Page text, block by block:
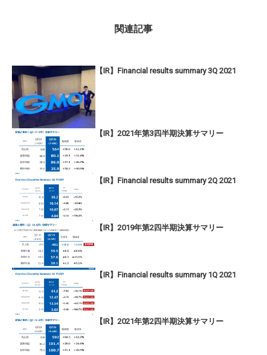
関連記事
【IR】Financial results summary 3Q 2021
【IR】2021年第3四半期決算サマリー
【IR】Financial results summary 2Q 2021
【IR】2019年第2四半期決算サマリー
【IR】Financial results summary 1Q 2021
【IR】2021年第2四半期決算サマリー